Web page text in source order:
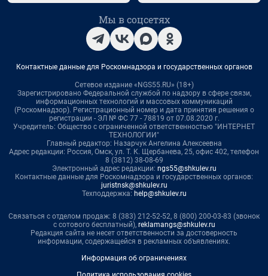
Мы в соцсетях
Контактные данные для Роскомнадзора и государственных органов
Сетевое издание «NGS55.RU» (18+)
Зарегистрировано Федеральной службой по надзору в сфере связи,
информационных технологий и массовых коммуникаций
(Роскомнадзор). Регистрационный номер и дата принятия решения о
регистрации - ЭЛ № ФС 77 - 78819 от 07.08.2020 г.
Учредитель: Общество с ограниченной ответственностью "ИНТЕРНЕТ
ТЕХНОЛОГИИ"
Главный редактор: Назарчук Ангелина Алексеевна
Адрес редакции: Россия, Омск, ул. Т. К. Щербанева, 25, офис 402, телефон
8 (3812) 38-08-69
Электронный адрес редакции: ngs55@shkulev.ru
Контактные данные для Роскомнадзора и государственных органов:
juristnsk@shkulev.ru
Техподдержка: help@shkulev.ru
Связаться с отделом продаж: 8 (383) 212-52-52, 8 (800) 200-03-83 (звонок
с сотового бесплатный), reklamangs@shkulev.ru
Редакция сайта не несет ответственности за достоверность
информации, содержащейся в рекламных объявлениях.
Информация об ограничениях